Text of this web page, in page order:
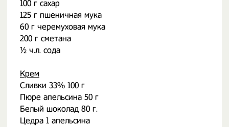
100 г сахар
125 г пшеничная мука
60 г черемуховая мука
200 г сметана
½ ч.л. сода
Крем
Сливки 33% 100 г
Пюре апельсина 50 г
Белый шоколад 80 г.
Цедра 1 апельсина